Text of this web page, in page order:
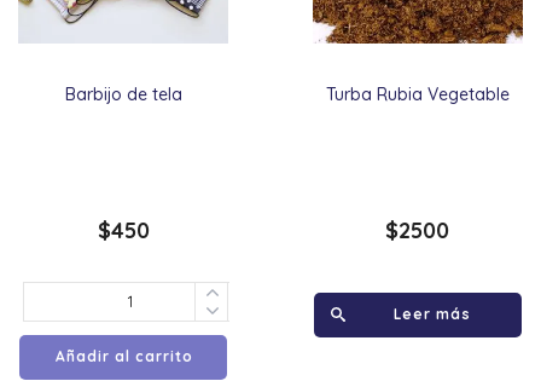
Barbijo de tela
$450
Añadir al carrito
Turba Rubia Vegetable
$2500
Leer más